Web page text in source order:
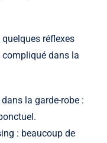
réflexes
dans la
la garde-robe :
: beaucoup de